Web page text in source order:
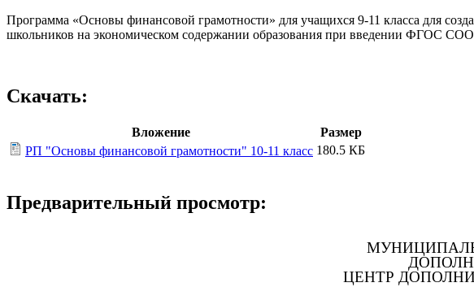
Программа «Основы финансовой грамотности» для учащихся 9-11 класса для
школьников на экономическом содержании образования при введении ФГОС
Скачать:
Вложение
Размер
РП "Основы финансовой грамотности" 10-11 класс 180.5 КБ
Предварительный просмотр:
ЦЕНТР